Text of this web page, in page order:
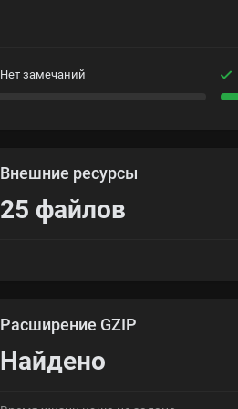
Нет замечаний
Внешние ресурсы
25 файлов
Расширение GZIP
Найдено